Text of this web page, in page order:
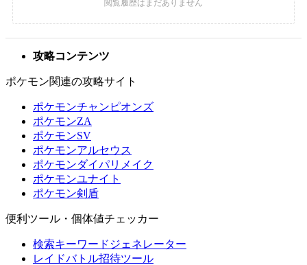
攻略コンテンツ
ポケモン関連の攻略サイト
ポケモンチャンピオンズ
ポケモンZA
ポケモンSV
ポケモンアルセウス
ポケモンダイパリメイク
ポケモンユナイト
ポケモン剣盾
便利ツール・個体値チェッカー
検索キーワードジェネレーター
レイドバトル招待ツール